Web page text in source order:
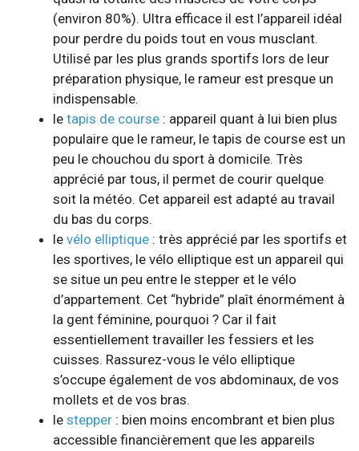
(environ 80%). Ultra efficace il est l’appareil idéal
pour perdre du poids tout en vous musclant.
Utilisé par les plus grands sportifs lors de leur
préparation physique, le rameur est presque un
indispensable.
le tapis de course : appareil quant à lui bien plus
populaire que le rameur, le tapis de course est un
peu le chouchou du sport à domicile. Très
apprécié par tous, il permet de courir quelque
soit la météo. Cet appareil est adapté au travail
du bas du corps.
le vélo elliptique : très apprécié par les sportifs et
les sportives, le vélo elliptique est un appareil qui
se situe un peu entre le stepper et le vélo
d’appartement. Cet “hybride” plaît énormément à
la gent féminine, pourquoi ? Car il fait
essentiellement travailler les fessiers et les
cuisses. Rassurez-vous le vélo elliptique
s’occupe également de vos abdominaux, de vos
mollets et de vos bras.
le stepper : bien moins encombrant et bien plus
accessible financièrement que les appareils